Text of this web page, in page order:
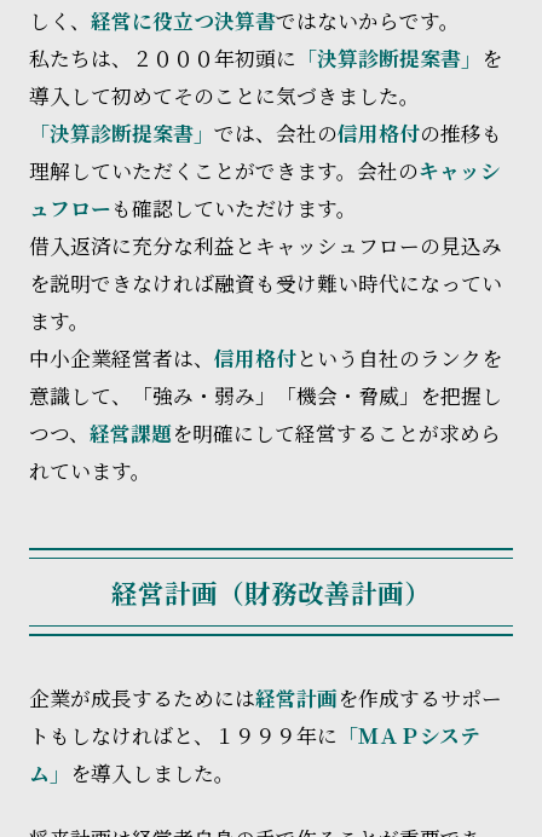
しく、 経営に役立つ決算書ではないからです。
私たちは、２０００年初頭に 「決算診断提案書」 を
導入して初めてそのことに気づきました。
「決算診断提案書」 では、会社の信用格付の推移も
理解していただくことができます。会社のキャッシ
ュフローも確認していただけます。
借入返済に充分な利益とキャッシュフローの見込み
を説明できなければ融資も受け難い時代になってい
ます。
中小企業経営者は、 信用格付という自社のランクを
意識して、「強み・弱み」「機会・脅威」を把握し
つつ、 経営課題を明確にして経営することが求めら
れています。
経営計画（財務改善計画）
企業が成長するためには経営計画を作成するサポー
トもしなければと、１９９９年に 「ＭＡＰシステ
ム」 を導入しました。